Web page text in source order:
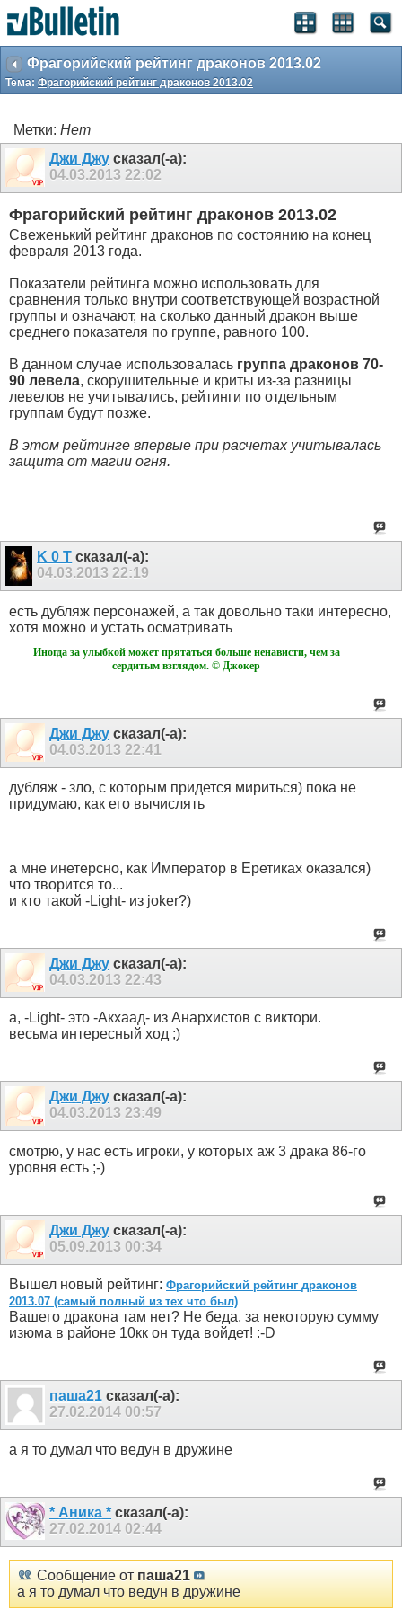
Фрагорийский рейтинг драконов 2013.02
Тема: Фрагорийский рейтинг драконов 2013.02
Метки: Нет
Джи Джу сказал(-а):
04.03.2013 22:02
Фрагорийский рейтинг драконов 2013.02
Свеженький рейтинг драконов по состоянию на конец
февраля 2013 года.
Показатели рейтинга можно использовать для
сравнения только внутри соответствующей возрастной
группы и означают, на сколько данный дракон выше
среднего показателя по группе, равного 100.
В данном случае использовалась группа драконов 70-
90 левела, скорушительные и криты из-за разницы
левелов не учитывались, рейтинги по отдельным
группам будут позже.
В этом рейтинге впервые при расчетах учитывалась
защита от магии огня.
K 0 T сказал(-а):
04.03.201322:19
есть дубляж персонажей, а так довольно таки интересно,
хотя можно и устать осматривать
Иногда за улыбкой может прятаться больше ненависти, чем за
сердитым взглядом. © Джокер
Джи Джу сказал(-а):
04.03.2013 22:41
дубляж - зло, с которым придется мириться) пока не
придумаю, как его вычислять
а мне инетерсно, как Император в Еретиках оказался)
что творится то...
и кто такой -Light- из joker?)
Джи Джу сказал(-а):
04.03.2013 22:43
а, -Light- это -Акхаад- из Анархистов с виктори.
весьма интересный ход ;)
Джи Джу сказал(-а):
04.03.2013 23:49
смотрю, у нас есть игроки, у которых аж 3 драка 86-го
уровня есть ;-)
Джи Джу сказал(-а):
05.09.2013 00:34
Вышел новый рейтинг: Фрагорийский рейтинг драконов
2013.07 (самый полный из тех что был)
Вашего дракона там нет? Не беда, за некоторую сумму
изюма в районе 10кк он туда войдет! :-D
паша21 сказал(-а):
27.02.2014 00:57
а я то думал что ведун в дружине
* Аника * сказал(-а):
27.02.2014 02:44
Сообщение от паша21
а я то думал что ведун в дружине